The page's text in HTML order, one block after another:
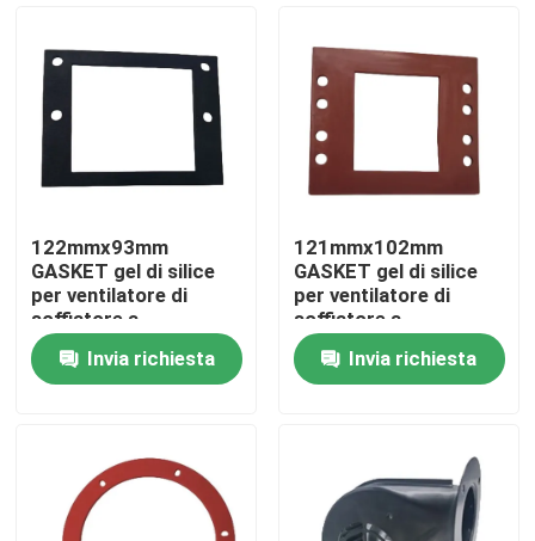
Chi siamo
Contattaci
notizie
Motore del ventilatore di scarico di convezione
122mmx93mm
GASKET gel di silice
per ventilatore di
soffiatore a
convezione
Componenti
sostituzione
Invia richiesta
121mmx102mm
GASKET gel di silice
per ventilatore di
soffiatore a
convezione
Componenti sostitutivi
Invia richiesta